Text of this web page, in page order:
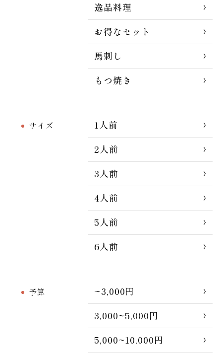
逸品料理
お得なセット
馬刺し
もつ焼き
サイズ
1人前
2人前
3人前
4人前
5人前
6人前
予算
~3,000円
3,000~5,000円
5,000~10,000円